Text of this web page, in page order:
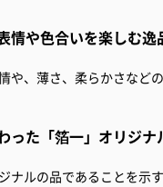
情や色合いを楽しむ逸
や、薄さ、柔らかさなど
った「箔一」オリジナ
ナルの品であることを示